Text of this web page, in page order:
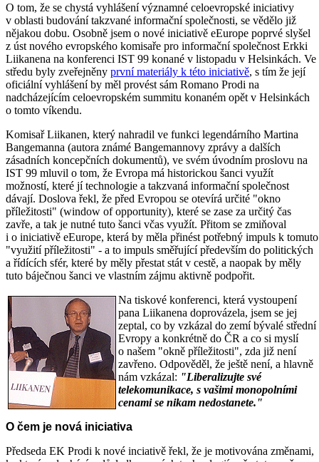
O tom, že se chystá vyhlášení významné celoevropské iniciativy
v oblasti budování takzvané informační společnosti, se vědělo již
nějakou dobu. Osobně jsem o nové iniciativě eEurope poprvé slyšel
z úst nového evropského komisaře pro informační společnost Erkki
Liikanena na konferenci IST 99 konané v listopadu v Helsinkách. Ve
středu byly zveřejněny první materiály k této iniciativě, s tím že její
oficiální vyhlášení by měl provést sám Romano Prodi na
nadcházejícím celoevropském summitu konaném opět v Helsinkách
o tomto víkendu.
Komisař Liikanen, který nahradil ve funkci legendárního Martina
Bangemanna (autora známé Bangemannovy zprávy a dalších
zásadních koncepčních dokumentů), ve svém úvodním proslovu na
IST 99 mluvil o tom, že Evropa má historickou šanci využít
možností, které jí technologie a takzvaná informační společnost
dávají. Doslova řekl, že před Evropou se otevírá určité "okno
příležitosti" (window of opportunity), které se zase za určitý čas
zavře, a tak je nutné tuto šanci včas využít. Přitom se zmiňoval
i o iniciativě eEurope, která by měla přinést potřebný impuls k tomuto
"využití příležitosti" - a to impuls směřující především do politických
a řídících sfér, které by měly přestat stát v cestě, a naopak by měly
tuto báječnou šanci ve vlastním zájmu aktivně podpořit.
Na tiskové konferenci, která vystoupení
pana Liikanena doprovázela, jsem se jej
zeptal, co by vzkázal do zemí bývalé střední
Evropy a konkrétně do ČR a co si myslí
o našem "okně příležitosti", zda již není
zavřeno. Odpověděl, že ještě není, a hlavně
nám vzkázal: "Liberalizujte své
telekomunikace, s vašimi monopolními
cenami se nikam nedostanete."
O čem je nová iniciativa
Předseda EK Prodi k nové inciativě řekl, že je motivována změnami,